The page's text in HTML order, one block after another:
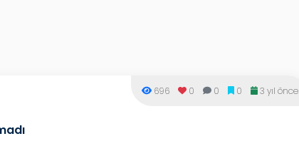
696 0 0 0 3 yıl önce